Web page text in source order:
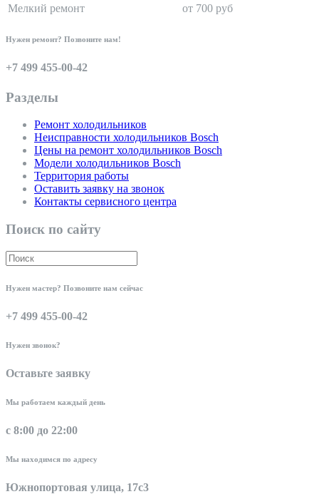
Мелкий ремонт
от 700 руб
Нужен ремонт? Позвоните нам!
+7 499 455-00-42
Разделы
Ремонт холодильников
Неисправности холодильников Bosch
Цены на ремонт холодильников Bosch
Модели холодильников Bosch
Территория работы
Оставить заявку на звонок
Контакты сервисного центра
Поиск по сайту
Нужен мастер? Позвоните нам сейчас
+7 499 455-00-42
Нужен звонок?
Оставьте заявку
Мы работаем каждый день
с 8:00 до 22:00
Мы находимся по адресу
Южнопортовая улица, 17с3